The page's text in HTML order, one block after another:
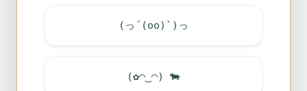
(っ´(oo)`)っ
(✿◠‿◠) 🐄